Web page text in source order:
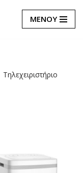
ΜΕΝΟΥ
Τηλεχειριστήριο